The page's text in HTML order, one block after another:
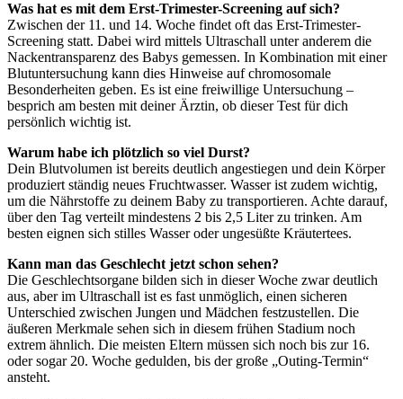
Was hat es mit dem Erst-Trimester-Screening auf sich?
Zwischen der 11. und 14. Woche findet oft das Erst-Trimester-
Screening statt. Dabei wird mittels Ultraschall unter anderem die
Nackentransparenz des Babys gemessen. In Kombination mit einer
Blutuntersuchung kann dies Hinweise auf chromosomale
Besonderheiten geben. Es ist eine freiwillige Untersuchung –
besprich am besten mit deiner Ärztin, ob dieser Test für dich
persönlich wichtig ist.
Warum habe ich plötzlich so viel Durst?
Dein Blutvolumen ist bereits deutlich angestiegen und dein Körper
produziert ständig neues Fruchtwasser. Wasser ist zudem wichtig,
um die Nährstoffe zu deinem Baby zu transportieren. Achte darauf,
über den Tag verteilt mindestens 2 bis 2,5 Liter zu trinken. Am
besten eignen sich stilles Wasser oder ungesüßte Kräutertees.
Kann man das Geschlecht jetzt schon sehen?
Die Geschlechtsorgane bilden sich in dieser Woche zwar deutlich
aus, aber im Ultraschall ist es fast unmöglich, einen sicheren
Unterschied zwischen Jungen und Mädchen festzustellen. Die
äußeren Merkmale sehen sich in diesem frühen Stadium noch
extrem ähnlich. Die meisten Eltern müssen sich noch bis zur 16.
oder sogar 20. Woche gedulden, bis der große „Outing-Termin“
ansteht.